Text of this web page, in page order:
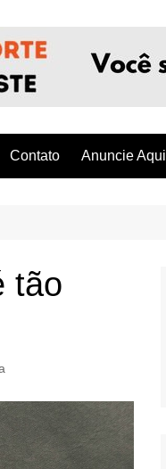
Contato Anuncie Aqui
tão